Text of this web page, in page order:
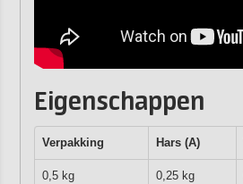
Eigenschappen
Verpakking Hars (A)
0,5 kg 0,25 kg